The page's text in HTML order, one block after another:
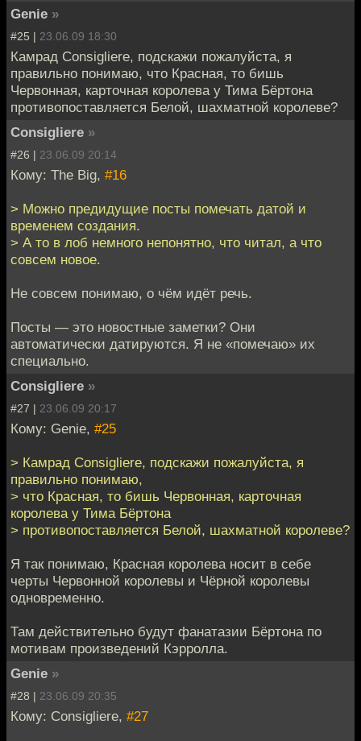
Genie »
#25 | 23.06.09 18:30
Камрад Consigliere, подскажи пожалуйста, я
правильно понимаю, что Красная, то бишь
Червонная, карточная королева у Тима Бёртона
противопоставляется Белой, шахматной королеве?
Consigliere »
#26 | 23.06.09 20:14
Кому: The Big, #16
> Можно предидущие посты помечать датой и
временем создания.
> А то в лоб немного непонятно, что читал, а что
совсем новое.
Не совсем понимаю, о чём идёт речь.
Посты — это новостные заметки? Они
автоматически датируются. Я не «помечаю» их
специально.
Consigliere »
#27 | 23.06.09 20:17
Кому: Genie, #25
> Камрад Consigliere, подскажи пожалуйста, я
правильно понимаю,
> что Красная, то бишь Червонная, карточная
королева у Тима Бёртона
> противопоставляется Белой, шахматной королеве?
Я так понимаю, Красная королева носит в себе
черты Червонной королевы и Чёрной королевы
одновременно.
Там действительно будут фанатазии Бёртона по
мотивам произведений Кэрролла.
Genie »
#28 | 23.06.09 20:35
Кому: Consigliere, #27